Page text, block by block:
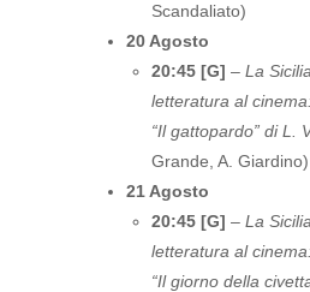
Scandaliato)
20 Agosto
20:45 [G] – La
letteratura al
“Il gattopardo” di L.
Grande, A. Giardino)
21 Agosto
20:45 [G] – La
letteratura al
“Il giorno della